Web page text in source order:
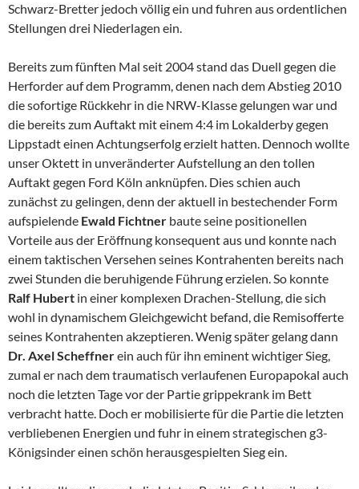
Schwarz-Bretter jedoch völlig ein und fuhren aus ordentlichen
Stellungen drei Niederlagen ein.
Bereits zum fünften Mal seit 2004 stand das Duell gegen die
Herforder auf dem Programm, denen nach dem Abstieg 2010
die sofortige Rückkehr in die NRW-Klasse gelungen war und
die bereits zum Auftakt mit einem 4:4 im Lokalderby gegen
Lippstadt einen Achtungserfolg erzielt hatten. Dennoch wollte
unser Oktett in unveränderter Aufstellung an den tollen
Auftakt gegen Ford Köln anknüpfen. Dies schien auch
zunächst zu gelingen, denn der aktuell in bestechender Form
aufspielende Ewald Fichtner baute seine positionellen
Vorteile aus der Eröffnung konsequent aus und konnte nach
einem taktischen Versehen seines Kontrahenten bereits nach
zwei Stunden die beruhigende Führung erzielen. So konnte
Ralf Hubert in einer komplexen Drachen-Stellung, die sich
wohl in dynamischem Gleichgewicht befand, die Remisofferte
seines Kontrahenten akzeptieren. Wenig später gelang dann
Dr. Axel Scheffnerein auch für ihn eminent wichtiger Sieg,
zumal er nach dem traumatisch verlaufenen Europapokal auch
noch die letzten Tage vor der Partie grippekrank im Bett
verbracht hatte. Doch er mobilisierte für die Partie die letzten
verbliebenen Energien und fuhr in einem strategischen g3-
Königsinder einen schön herausgespielten Sieg ein.